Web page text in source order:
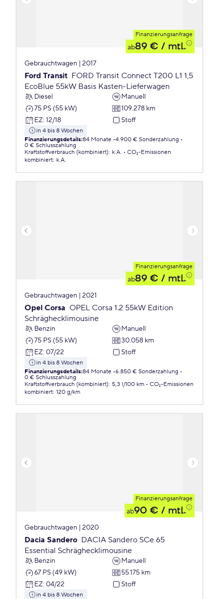
Finanzierungsanfrage
ab89 € / mtl.
Gebrauchtwagen | 2017
Ford Transit FORD Transit Connect T200 L1 1,5
EcoBlue 55kW Basis Kasten-Lieferwagen
Diesel
Manuell
75 PS (55 kW)
109.278 km
EZ: 12/18 Stoff
in 4 bis 8 Wochen
Finanzierungsdetails:84 Monate 4.900 € Sonderzahlung
0 € Schlusszahlung
Kraftstoffverbrauch (kombiniert): k.A.
CO₂-Emissionen
kombiniert: k.A.
Finanzierungsanfrage
ab89 € / mtl.
Gebrauchtwagen | 2021
Opel Corsa OPEL Corsa 1.2 55kW Edition
Schräghecklimousine
Benzin
Manuell
75 PS (55 kW)
30.058 km
EZ: 07/22 Stoff
in 4 bis 8 Wochen
Finanzierungsdetails:84 Monate 6.850 € Sonderzahlung
0 € Schlusszahlung
Kraftstoffverbrauch (kombiniert): 5,3 l/100 km
CO₂-Emissionen
kombiniert: 120 g/km
Finanzierungsanfrage
ab90 € / mtl.
Gebrauchtwagen | 2020
Dacia Sandero DACIA Sandero SCe 65
Essential Schräghecklimousine
Benzin
Manuell
67 PS (49 kW)
55.175 km
EZ: 04/22 Stoff
in 4 bis 8 Wochen